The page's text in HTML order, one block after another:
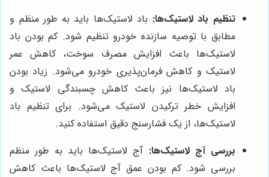
تنظیم باد لاستیک‌ها: باد لاستیک‌ها باید به طور منظم و
مطابق با توصیه سازنده خودرو تنظیم شود. کم بودن باد
لاستیک‌ها باعث افزایش مصرف سوخت، کاهش عمر
لاستیک و کاهش فرمان‌پذیری خودرو می‌شود. زیاد بودن
باد لاستیک‌ها نیز باعث کاهش چسبندگی لاستیک و
افزایش خطر ترکیدن لاستیک می‌شود. برای تنظیم باد
لاستیک‌ها، از یک فشارسنج دقیق استفاده کنید.
بررسی آج لاستیک‌ها: آج لاستیک‌ها باید به طور منظم
بررسی شود. کم بودن عمق آج لاستیک‌ها باعث کاهش